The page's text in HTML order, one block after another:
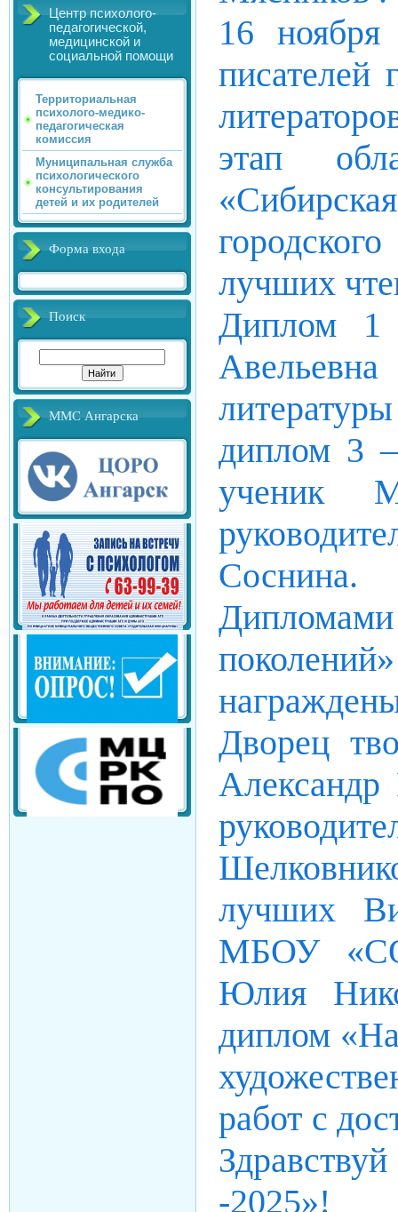
Центр психолого-
педагогической,
медицинской и
социальной помощи
Территориальная
психолого-медико-
педагогическая
комиссия
Муниципальная служба
психологического
консультирования
детей и их родителей
Форма входа
Поиск
ММС Ангарска
16
писателей
этап
лучших
Диплом 1
диплом 3
Соснина.
Дворец
лучших
МБОУ
Юлия
диплом
работ с
-2025»!